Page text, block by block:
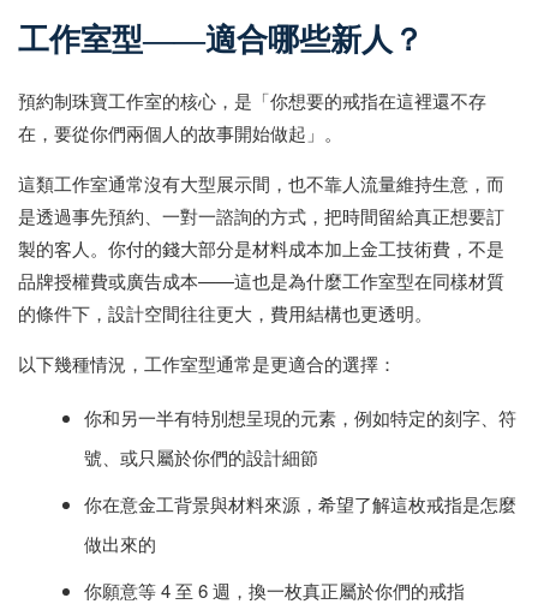
工作室型——適合哪些新人？
預約制珠寶工作室的核心，是「你想要的戒指在這裡還不存
在，要從你們兩個人的故事開始做起」。
這類工作室通常沒有大型展示間，也不靠人流量維持生意，而
是透過事先預約、一對一諮詢的方式，把時間留給真正想要訂
製的客人。你付的錢大部分是材料成本加上金工技術費，不是
品牌授權費或廣告成本——這也是為什麼工作室型在同樣材質
的條件下，設計空間往往更大，費用結構也更透明。
以下幾種情況，工作室型通常是更適合的選擇：
你和另一半有特別想呈現的元素，例如特定的刻字、符
號、或只屬於你們的設計細節
你在意金工背景與材料來源，希望了解這枚戒指是怎麼
做出來的
你願意等 4 至 6 週，換一枚真正屬於你們的戒指